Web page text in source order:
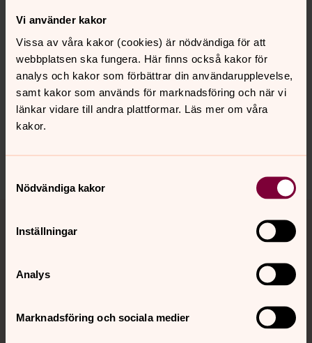
Vi använder kakor
Vissa av våra kakor (cookies) är nödvändiga för att
webbplatsen ska fungera. Här finns också kakor för
analys och kakor som förbättrar din användarupplevelse,
samt kakor som används för marknadsföring och när vi
länkar vidare till andra plattformar. Läs mer om våra
kakor.
Nödvändiga kakor
Inställningar
Analys
Marknadsföring och sociala medier
Senast ändrad 21 juli 2026
Synpunkter eller frågor på sidans
innehåll?
Dela
Kontakt